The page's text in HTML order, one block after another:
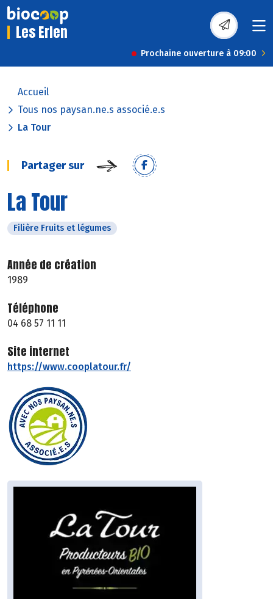
Les Erlen
Prochaine ouverture à 09:00
Accueil
Tous nos paysan.ne.s associé.e.s
La Tour
Partager sur
La Tour
Filière Fruits et légumes
Année de création
1989
Téléphone
04 68 57 11 11
Site internet
https://www.cooplatour.fr/